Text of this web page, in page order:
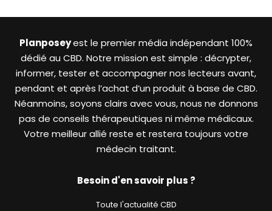
Planposeyest le premier média indépendant 100%
dédié au CBD. Notre mission est simple : décrypter,
informer, tester et accompagner nos lecteurs avant,
pendant et après l’achat d’un produit à base de CBD.
Néanmoins, soyons clairs avec vous, nous ne donnons
pas de conseils thérapeutiques ni même médicaux.
Votre meilleur allié reste et restera toujours votre
médecin traitant.
Besoin d'en savoir plus ?
Toute l'actualité CBD